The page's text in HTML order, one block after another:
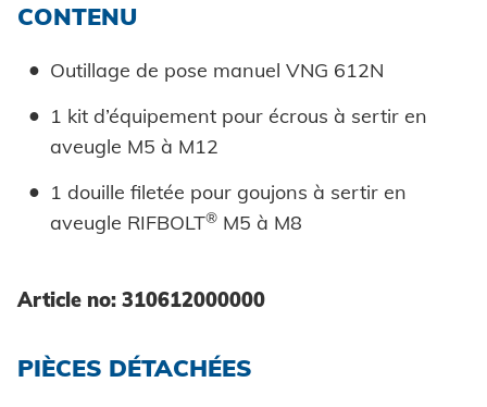
CONTENU
Outillage de pose manuel VNG 612N
1 kit d’équipement pour écrous à sertir en
aveugle M5 à M12
1 douille filetée pour goujons à sertir en
aveugle RIFBOLT® M5 à M8
Article no: 310612000000
PIÈCES DÉTACHÉES